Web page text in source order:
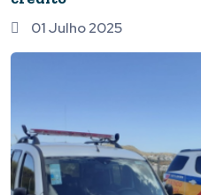
01 Julho 2025